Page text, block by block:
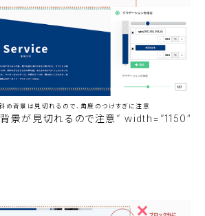
め背景は見切れるので、角度のつけすぎに注意
景が見切れるので注意” width=”1150″